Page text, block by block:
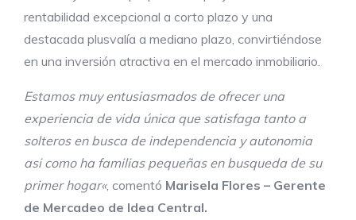
rentabilidad excepcional a corto plazo y una
destacada plusvalía a mediano plazo, convirtiéndose
en una inversión atractiva en el mercado inmobiliario.
Estamos muyentusiasmados de ofrecer una
experiencia de vida única que satisfaga tanto a
solteros en busca de independencia y autonomia
asi como ha familias pequeñas en busqueda de su
primer hogar«, comentó Marisela Flores – Gerente
de Mercadeo de Idea Central.